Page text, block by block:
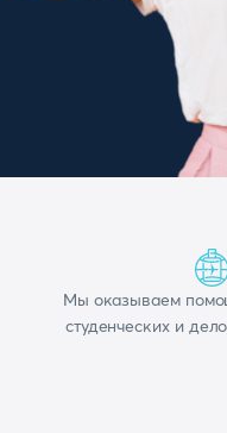
Мы оказываем
студенческих и